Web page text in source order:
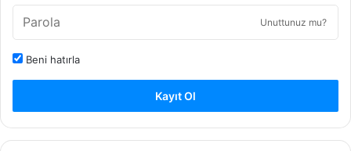
Unuttunuz mu?
Beni hatırla
Kayıt Ol